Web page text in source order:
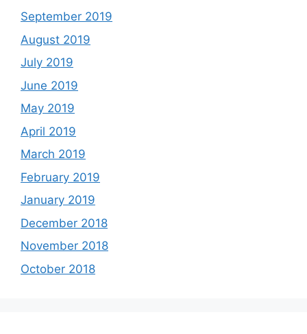
September 2019
August 2019
July 2019
June 2019
May 2019
April 2019
March 2019
February 2019
January 2019
December 2018
November 2018
October 2018